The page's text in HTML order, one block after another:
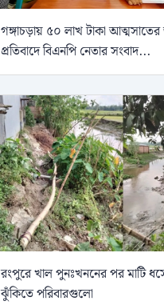
গঙ্গাচড়ায় ৫০ লাখ টাকা
প্রতিবাদে বিএনপি নেতার সংবাদ...
রংপুরে খাল পুনঃখননের পর মাটি ধসে
ঝুঁকিতে পরিবারগুলো